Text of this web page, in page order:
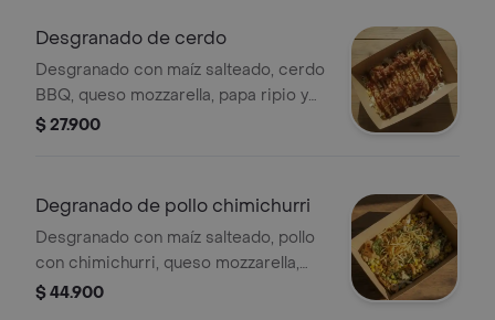
Desgranado de cerdo
Desgranado con maíz salteado, cerdo
BBQ, queso mozzarella, papa ripio y
alioli.
$ 27.900
Degranado de pollo chimichurri
Desgranado con maíz salteado, pollo
con chimichurri, queso mozzarella,
lechuga, papa ripio y alioli.
$ 44.900